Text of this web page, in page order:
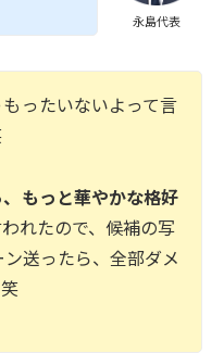
永島代表
ったいないよって言
もっと華やかな格好
れたので、候補の写
送ったら、全部ダメ